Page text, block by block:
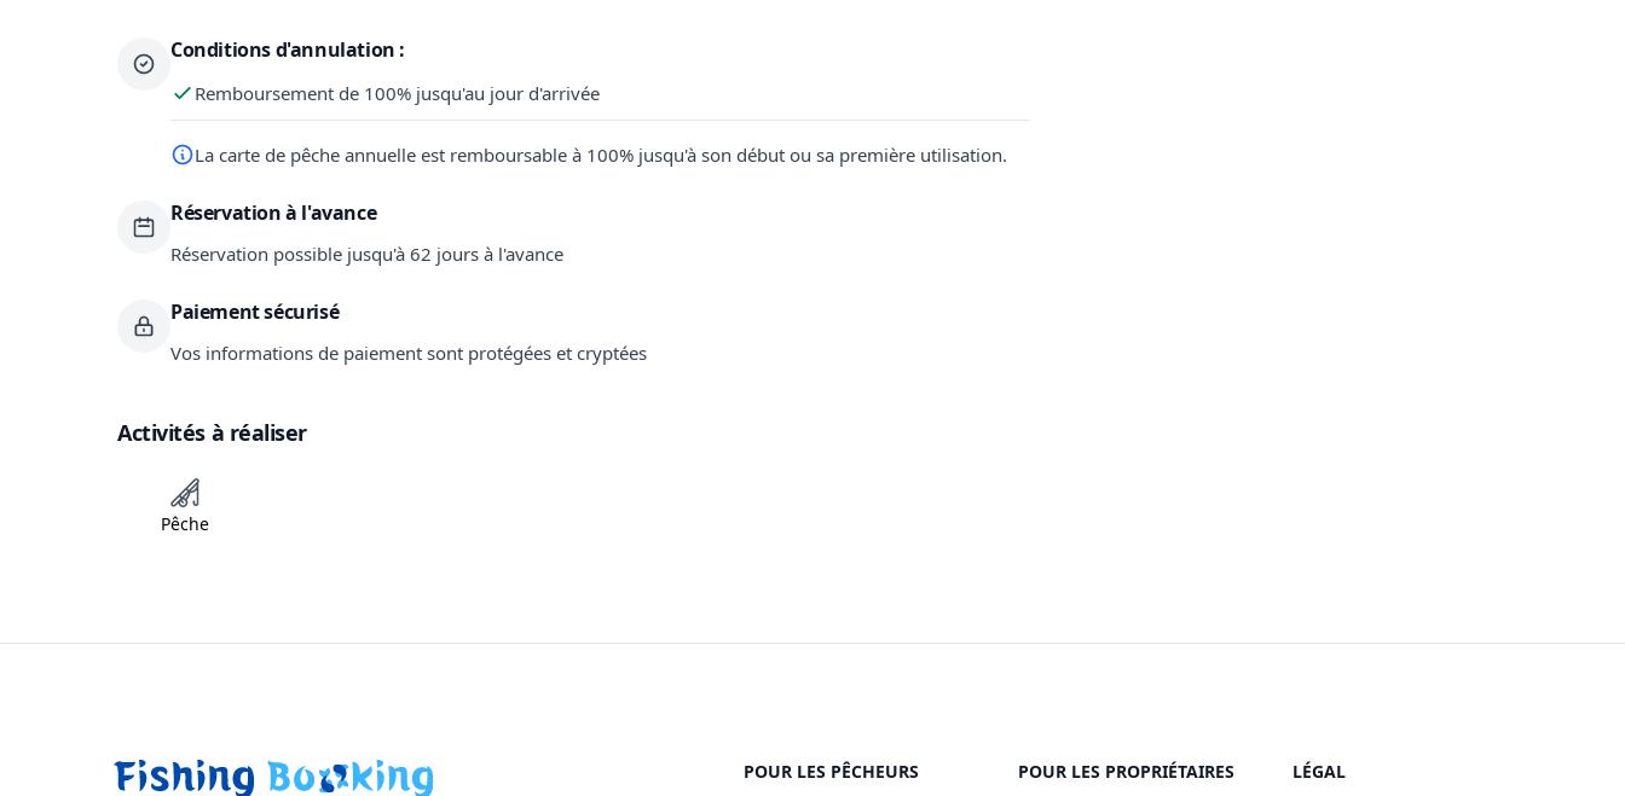
Conditions d'annulation :
Remboursement de 100% jusqu'au jour d'arrivée
La carte de pêche annuelle est remboursable à 100% jusqu'à son début ou sa première utilisation.
Réservation à l'avance
Réservation possible jusqu'à 62 jours à l'avance
Paiement sécurisé
Vos informations de paiement sont protégées et cryptées
Activités à réaliser
Pêche
POUR LES PÊCHEURS POUR LES PROPRIÉTAIRES LÉGAL